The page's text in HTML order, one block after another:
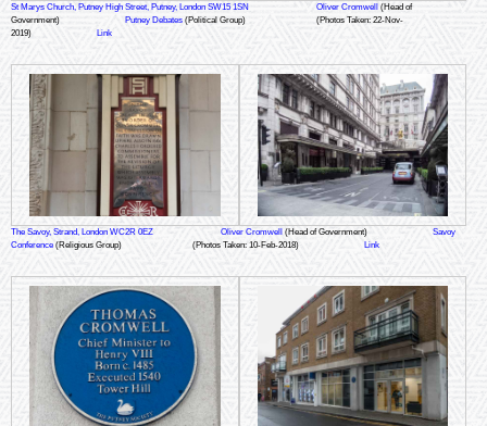
St Marys Church, Putney High Street, Putney, London SW15 1SN Oliver Cromwell (Head of
Government)
Putney Debates (Political Group)
(Photos Taken: 22-Nov-
2019)
Link
The Savoy, Strand, London WC2R 0EZ Oliver Cromwell (Head of Government)
Savoy
Conference (Religious Group) (Photos Taken: 10-Feb-2018) Link